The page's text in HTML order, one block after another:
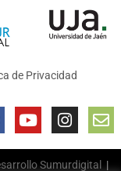
de Privacidad
Sumurdigital|